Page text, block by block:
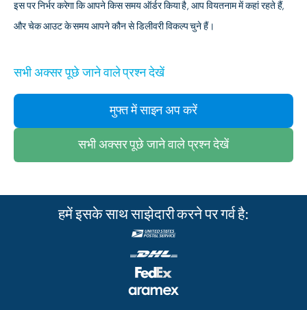
इस पर निर्भर करेगा कि आपने किस समय ऑर्डर किया है, आप वियतनाम में कहां रहते हैं,
और चेक आउट के समय आपने कौन से डिलीवरी विकल्प चुने हैं।
सभी अक्सर पूछे जाने वाले प्रश्न देखें
मुफ्त में साइन अप करें
सभी अक्सर पूछे जाने वाले प्रश्न देखें
हमें इसके साथ साझेदारी करने पर गर्व है: